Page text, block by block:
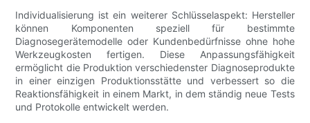
Individualisierung ist ein weiterer Schlüsselaspekt: ​​Hersteller
können Komponenten speziell für bestimmte
Diagnosegerätemodelle oder Kundenbedürfnisse ohne hohe
Werkzeugkosten fertigen. Diese Anpassungsfähigkeit
ermöglicht die Produktion verschiedenster Diagnoseprodukte
in einer einzigen Produktionsstätte und verbessert so die
Reaktionsfähigkeit in einem Markt, in dem ständig neue Tests
und Protokolle entwickelt werden.